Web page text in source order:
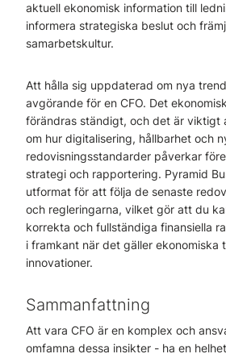
aktuell ekonomisk information till
informera strategiska beslut och
samarbetskultur.
Att hålla sig uppdaterad om nya
avgörande för en CFO. Det
förändras ständigt, och det är viktigt
om hur digitalisering, hållbarhet och
redovisningsstandarder påverkar
strategi och rapportering. Pyramid
utformat för att följa de senaste
och regleringarna, vilket gör att du
korrekta och fullständiga finansiella
i framkant när det gäller ekonomiska
innovationer.
Sammanfattning
Att vara CFO är en komplex och
omfamna dessa insikter - ha en